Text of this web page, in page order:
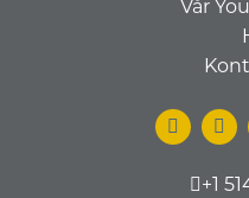
Vår
+1